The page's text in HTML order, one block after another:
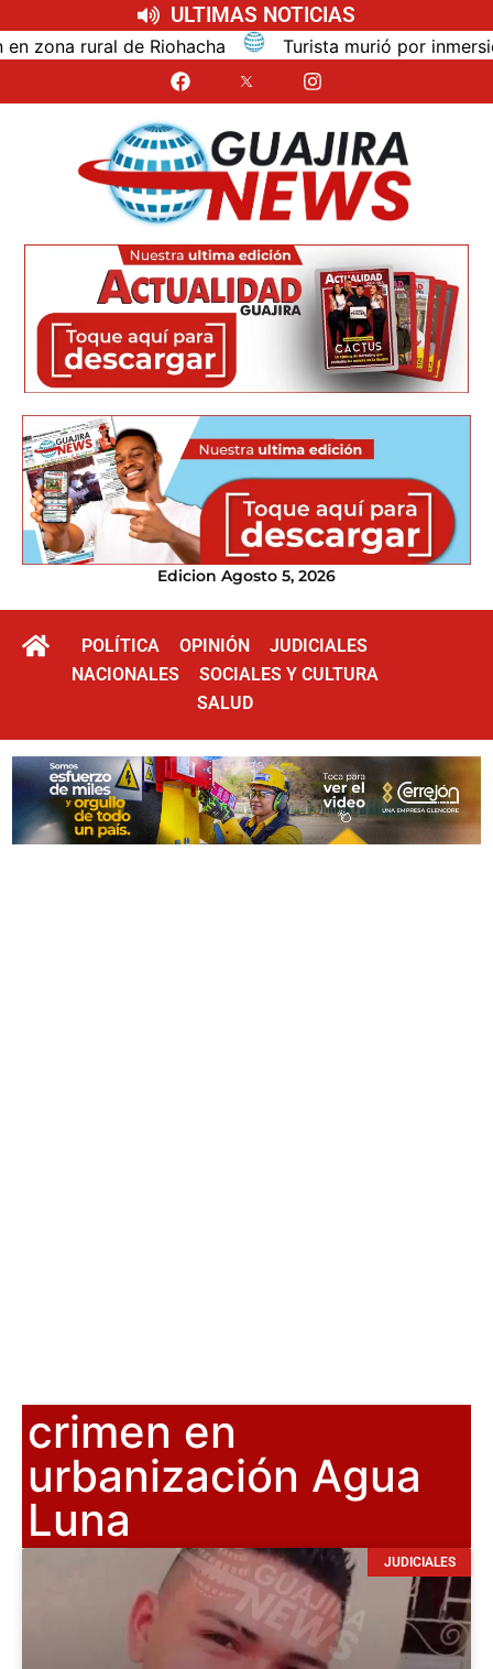
ULTIMAS NOTICIAS
rural de Riohacha Turista murió por inmersión
Edicion Agosto 5, 2026
POLÍTICA OPINIÓN
JUDICIALES
NACIONALES
SOCIALES Y CULTURA
SALUD
crimen en
urbanización Agua
Luna
JUDICIALES